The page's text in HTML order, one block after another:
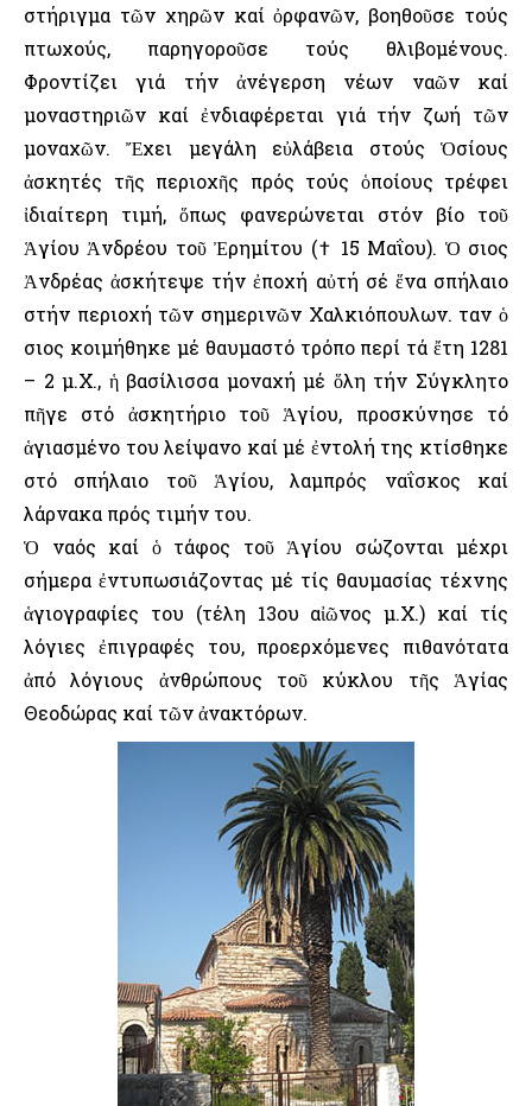
στήριγμα τῶν χηρῶν καί ὀρφανῶν, βοηθοῦσε τούς
πτωχούς, παρηγοροῦσε τούς θλιβομένους.
Φροντίζει γιά τήν ἀνέγερση νέων ναῶν καί
μοναστηριῶν καί ἐνδιαφέρεται γιά τήν ζωή τῶν
μοναχῶν. Ἔχει μεγάλη εὐλάβεια στούς Ὁσίους
ἀσκητές τῆς περιοχῆς πρός τούς ὁποίους τρέφει
ἰδιαίτερη τιμή, ὅπως φανερώνεται στόν βίο τοῦ
Ἁγίου Ἀνδρέου τοῦ Ἐρημίτου († 15 Μαΐου). Ὁ Ὅσιος
Ἀνδρέας ἀσκήτεψε τήν ἐποχή αὐτή σέ ἕνα σπήλαιο
στήν περιοχή τῶν σημερινῶν Χαλκιόπουλων. Ὅταν ὁ
Ὅσιος κοιμήθηκε μέ θαυμαστό τρόπο περί τά ἔτη 1281
– 2 μ.Χ., ἡ βασίλισσα μοναχή μέ ὅλη τήν Σύγκλητο
πῆγε στό ἀσκητήριο τοῦ Ἁγίου, προσκύνησε τό
ἁγιασμένο του λείψανο καί μέ ἐντολή της κτίσθηκε
στό σπήλαιο τοῦ Ἁγίου, λαμπρός ναΐσκος καί
λάρνακα πρός τιμήν του.
Ὁ ναός καί ὁ τάφος τοῦ Ἁγίου σώζονται μέχρι
σήμερα ἐντυπωσιάζοντας μέ τίς θαυμασίας τέχνης
ἁγιογραφίες του (τέλη 13ου αἰῶνος μ.Χ.) καί τίς
λόγιες ἐπιγραφές του, προερχόμενες πιθανότατα
ἀπό λόγιους ἀνθρώπους τοῦ κύκλου τῆς Ἁγίας
Θεοδώρας καί τῶν ἀνακτόρων.